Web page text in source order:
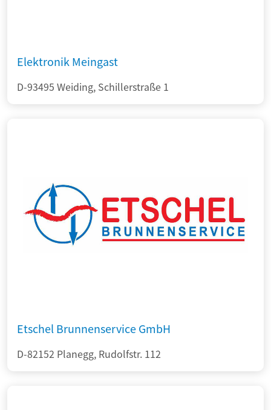
Elektronik Meingast
D-93495 Weiding, Schillerstraße 1
Etschel Brunnenservice GmbH
D-82152 Planegg, Rudolfstr. 112